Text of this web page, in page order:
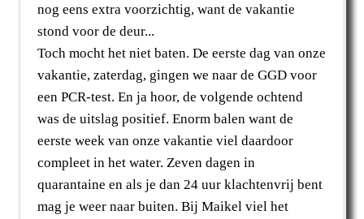
nog eens extra voorzichtig, want de vakantie
stond voor de deur...
Toch mocht het niet baten. De eerste dag van onze
vakantie, zaterdag, gingen we naar de GGD voor
een PCR-test. En ja hoor, de volgende ochtend
was de uitslag positief. Enorm balen want de
eerste week van onze vakantie viel daardoor
compleet in het water. Zeven dagen in
quarantaine en als je dan 24 uur klachtenvrij bent
mag je weer naar buiten. Bij Maikel viel het